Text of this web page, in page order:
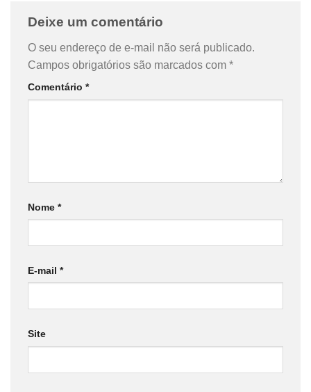
Deixe um comentário
O seu endereço de e-mail não será publicado.
Campos obrigatórios são marcados com *
Comentário *
Nome *
E-mail *
Site